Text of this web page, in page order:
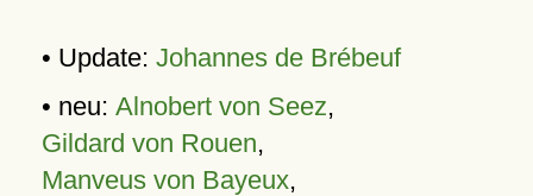
• Update: Johannes de Brébeuf
• neu: Alnobert von Seez,
Gildard von Rouen,
Manveus von Bayeux,